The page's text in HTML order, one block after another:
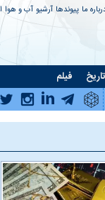
ما پیوندها آرشیو آب و هوا
تاریخ فیلم